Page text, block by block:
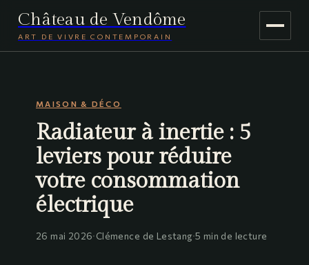
Château de Vendôme
ART DE VIVRE CONTEMPORAIN
JARDINAGE
VOYAGE
MAISON & DÉCO
Radiateur à inertie : 5
leviers pour réduire
votre consommation
électrique
26 mai 2026·Clémence de Lestang·5 min de lecture